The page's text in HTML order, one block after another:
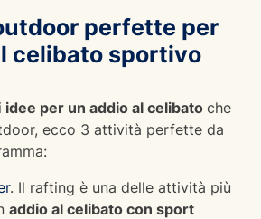
perfette per
celibato sportivo
idee per un addio al celibato che
ecco 3 attività perfette da
. Il rafting è una delle attività più
addio al celibato con sport